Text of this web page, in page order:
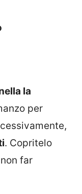
la
per
. Copritelo
far